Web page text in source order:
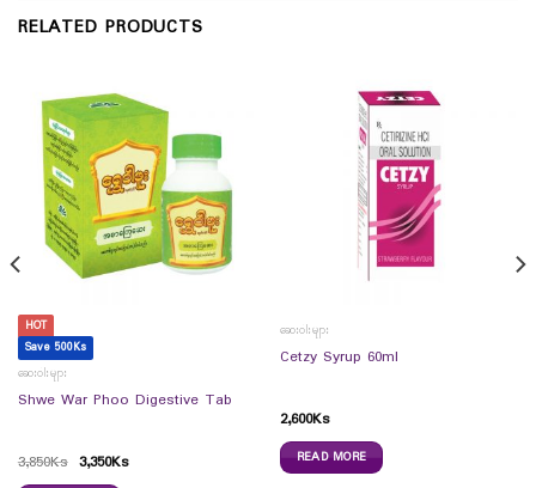
RELATED PRODUCTS
HOT
Save 500Ks
ဆေးဝါးများ
Shwe War Phoo Digestive Tab
3,850Ks 3,350Ks
ဆေးဝါးများ
Cetzy Syrup 60ml
2,600Ks
READ MORE